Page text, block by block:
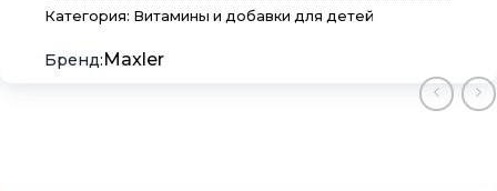
Категория: Витамины и добавки для детей
Maxler
Меню
Меню
Меню